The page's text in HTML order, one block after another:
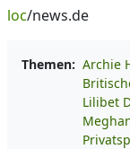
loc/news.de
Themen: Archie
Lilibet